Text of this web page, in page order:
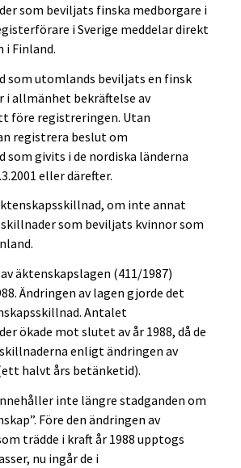
som beviljats finska medborgare i
i Sverige meddelar direkt
Finland.
som utomlands beviljats en finsk
i allmänhet bekräftelse av
före registreringen. Utan
registrera beslut om
som givits i de nordiska länderna
eller därefter.
om inte annat
som beviljats kvinnor som
äktenskapslagen (411/1987)
Ändringen av lagen gjorde det
Antalet
ökade mot slutet av år 1988, då de
enligt ändringen av
halvt års betänketid).
inte längre stadganden om
Före den ändringen av
trädde i kraft år 1988 upptogs
nu ingår de i